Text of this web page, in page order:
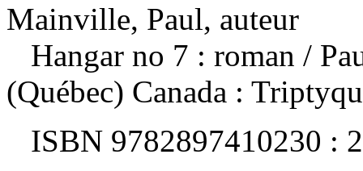
Mainville, Paul, auteur
Hangar no 7 : roman /
(Québec) Canada :
ISBN 9782897410230 :